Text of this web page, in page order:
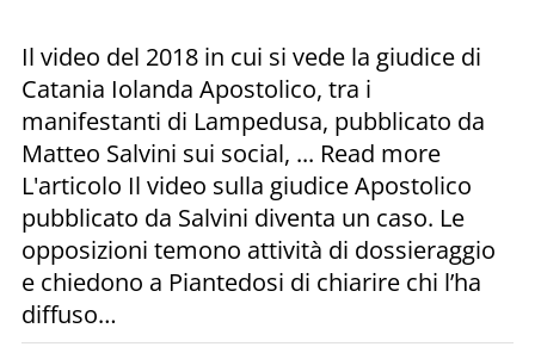
Il video del 2018 in cui si vede la giudice di
Catania Iolanda Apostolico, tra i
manifestanti di Lampedusa, pubblicato da
Matteo Salvini sui social, ... Read more
L'articolo Il video sulla giudice Apostolico
pubblicato da Salvini diventa un caso. Le
opposizioni temono attività di dossieraggio
e chiedono a Piantedosi di chiarire chi l’ha
diffuso…